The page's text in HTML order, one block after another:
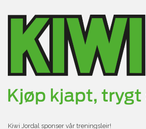
Kiwi Jordal sponser vår treningsleir!